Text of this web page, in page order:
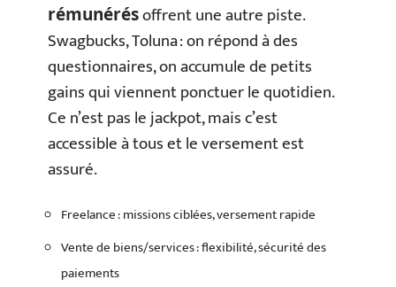
rémunérésoffrent une autre piste.
Swagbucks, Toluna : on répond à des
questionnaires, on accumule de petits
gains qui viennent ponctuer le quotidien.
Ce n’est pas le jackpot, mais c’est
accessible à tous et le versement est
assuré.
Freelance : missions ciblées, versement rapide
Vente de biens/services : flexibilité, sécurité des
paiements